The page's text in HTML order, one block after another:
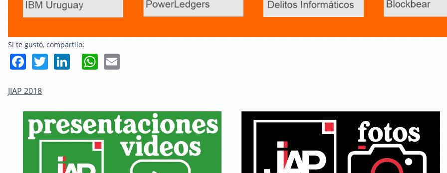
Si te gustó, compartilo:
FacebookTwitter LinkedIn WhatsApp
JIAP 2018